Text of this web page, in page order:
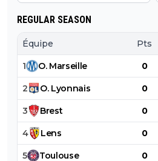
REGULAR SEASON
Équipe Pts
1 O. Marseille 0
2 O. Lyonnais 0
3 Brest 0
4 Lens 0
5 Toulouse 0